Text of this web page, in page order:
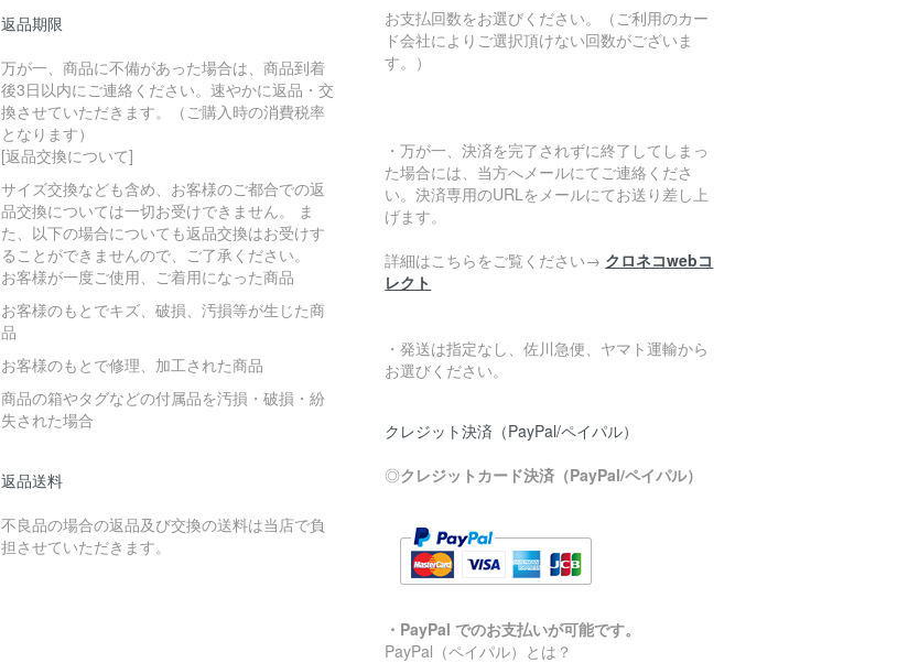
返品期限
万が一、商品に不備があった場合は、商品到着
後3日以内にご連絡ください。速やかに返品・交
換させていただきます。（ご購入時の消費税率
となります）
[返品交換について]
サイズ交換なども含め、お客様のご都合での返
品交換については一切お受けできません。 ま
た、以下の場合についても返品交換はお受けす
ることができませんので、ご了承ください。
お客様が一度ご使用、ご着用になった商品
お客様のもとでキズ、破損、汚損等が生じた商
品
お客様のもとで修理、加工された商品
商品の箱やタグなどの付属品を汚損・破損・紛
失された場合
返品送料
不良品の場合の返品及び交換の送料は当店で負
担させていただきます。
お支払回数をお選びください。（ご利用のカー
ド会社によりご選択頂けない回数がございま
す。）
・万が一、決済を完了されずに終了してしまっ
た場合には、当方へメールにてご連絡くださ
い。決済専用のURLをメールにてお送り差し上
げます。
詳細はこちらをご覧ください→ クロネコwebコ
レクト
・発送は指定なし、佐川急便、ヤマト運輸から
お選びください。
クレジット決済（PayPal/ペイパル）
◎クレジットカード決済（PayPal/ペイパル）
・PayPal でのお支払いが可能です。
PayPal（ペイパル）とは？